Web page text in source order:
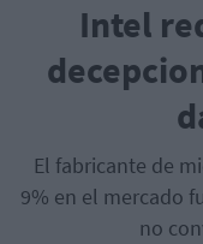
Intel
El fabricante de
9% en el mercado
no